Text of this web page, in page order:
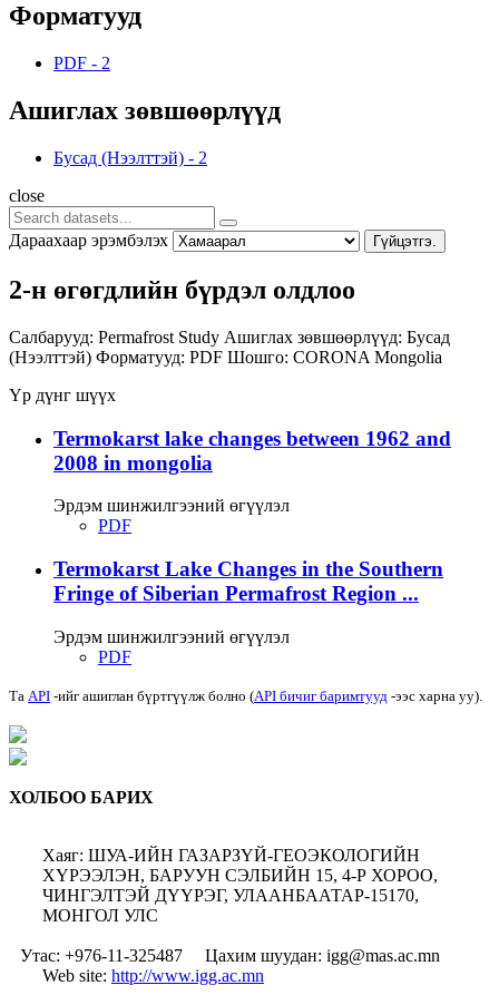
Форматууд
PDF - 2
Ашиглах зөвшөөрлүүд
Бусад (Нээлттэй) - 2
close
Дараахаар эрэмбэлэх Гүйцэтгэ.
2-н өгөгдлийн бүрдэл олдлоо
Салбарууд: Permafrost Study Ашиглах зөвшөөрлүүд: Бусад
(Нээлттэй) Форматууд: PDF Шошго: CORONA Mongolia
Үр дүнг шүүх
Termokarst lake changes between 1962 and
2008 in mongolia
Эрдэм шинжилгээний өгүүлэл
PDF
Termokarst Lake Changes in the Southern
Fringe of Siberian Permafrost Region ...
Эрдэм шинжилгээний өгүүлэл
PDF
Та API -ийг ашиглан бүртгүүлж болно (API бичиг баримтууд -ээс харна уу).
ХОЛБОО БАРИХ
Хаяг: ШУА-ИЙН ГАЗАРЗҮЙ-ГЕОЭКОЛОГИЙН
ХҮРЭЭЛЭН, БАРУУН СЭЛБИЙН 15, 4-Р ХОРОО,
ЧИНГЭЛТЭЙ ДҮҮРЭГ, УЛААНБААТАР-15170,
МОНГОЛ УЛС
Утас: +976-11-325487 Цахим шуудан: igg@mas.ac.mn
Web site: http://www.igg.ac.mn